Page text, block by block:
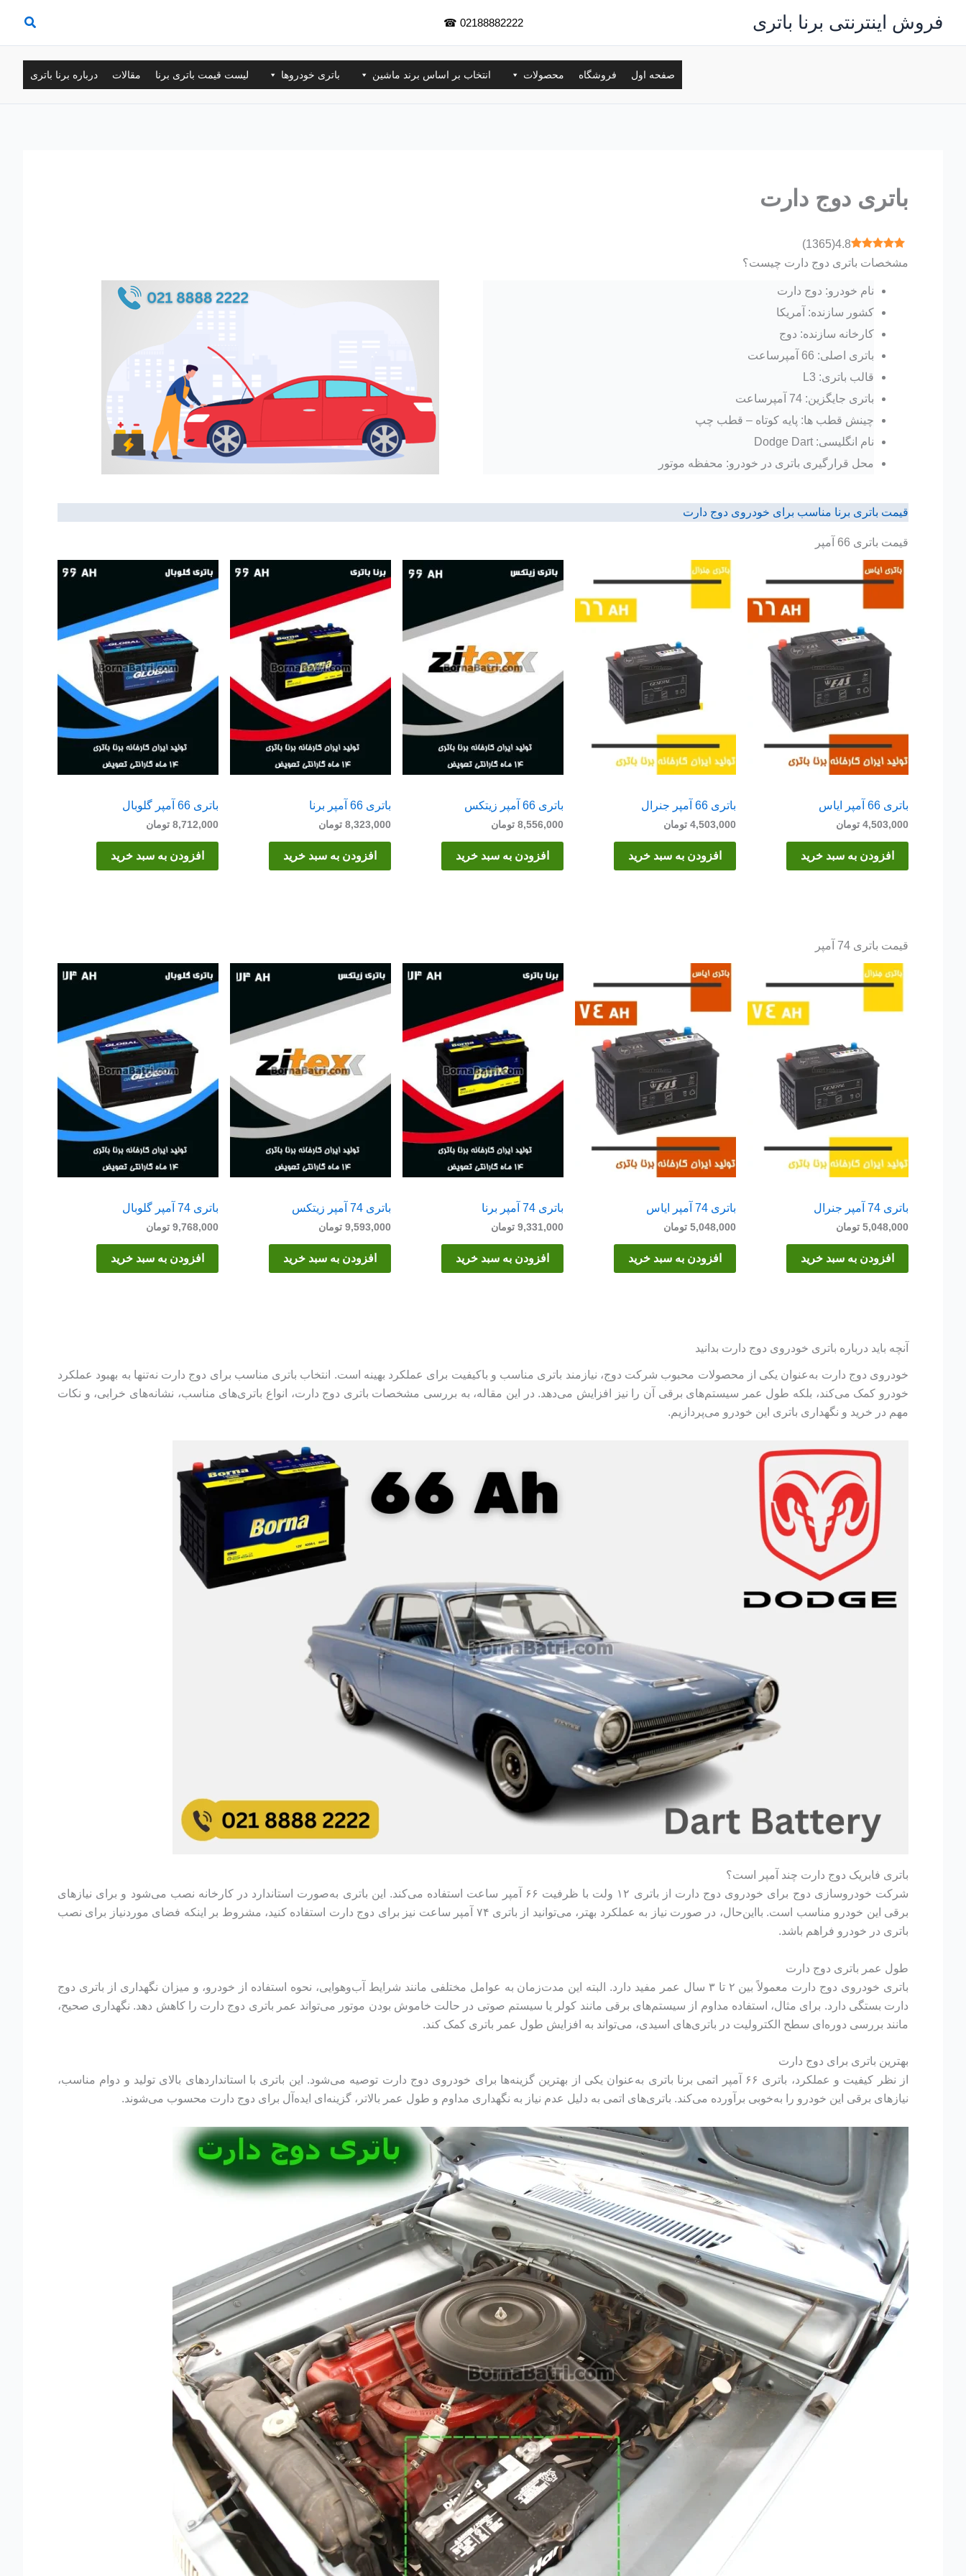
محتوا
فروش اینترنتی برنا باتری 02188882222
☎
صفحه اول فروشگاه محصولات انتخاب بر اساس برند ماشین باتری خودروها لیست قیمت باتری برنا مقالات درباره برنا باتری
باتری دوج دارت
4.8
(
1365
)
مشخصات باتری دوج دارت چیست؟
نام خودرو: دوج دارت
کشور سازنده: آمریکا
کارخانه سازنده: دوج
باتری اصلی: 66 آمپرساعت
قالب باتری: L3
باتری جایگزین: 74 آمپرساعت
چینش قطب ها: پایه کوتاه – قطب چپ
نام انگلیسی: Dodge Dart
محل قرارگیری باتری در خودرو: محفظه موتور
قیمت باتری برنا مناسب برای خودروی دوج دارت
قیمت باتری 66 آمپر
باتری 66 آمپر ایاس
4,503,000 تومان
افزودن به سبد خرید
باتری 66 آمپر جنرال
4,503,000 تومان
افزودن به سبد خرید
باتری 66 آمپر زیتکس
8,556,000 تومان
افزودن به سبد خرید
باتری 66 آمپر برنا
8,323,000 تومان
افزودن به سبد خرید
باتری 66 آمپر گلوبال
8,712,000 تومان
افزودن به سبد خرید
قیمت باتری 74 آمپر
باتری 74 آمپر جنرال
5,048,000 تومان
افزودن به سبد خرید
باتری 74 آمپر ایاس
5,048,000 تومان
افزودن به سبد خرید
باتری 74 آمپر برنا
9,331,000 تومان
افزودن به سبد خرید
باتری 74 آمپر زیتکس
9,593,000 تومان
افزودن به سبد خرید
باتری 74 آمپر گلوبال
9,768,000 تومان
افزودن به سبد خرید
آنچه باید درباره باتری خودروی دوج دارت بدانید
خودروی دوج دارت به‌عنوان یکی از محصولات محبوب شرکت دوج، نیازمند باتری مناسب و باکیفیت برای عملکرد بهینه است. انتخاب باتری مناسب برای دوج دارت نه‌تنها به بهبود عملکرد
خودرو کمک می‌کند، بلکه طول عمر سیستم‌های برقی آن را نیز افزایش می‌دهد. در این مقاله، به بررسی مشخصات باتری دوج دارت، انواع باتری‌های مناسب، نشانه‌های خرابی، و نکات
مهم در خرید و نگهداری باتری این خودرو می‌پردازیم.
باتری فابریک دوج دارت چند آمپر است؟
شرکت خودروسازی دوج برای خودروی دوج دارت از باتری ۱۲ ولت با ظرفیت ۶۶ آمپر ساعت استفاده می‌کند. این باتری به‌صورت استاندارد در کارخانه نصب می‌شود و برای نیازهای
برقی این خودرو مناسب است. بااین‌حال، در صورت نیاز به عملکرد بهتر، می‌توانید از باتری ۷۴ آمپر ساعت نیز برای دوج دارت استفاده کنید، مشروط بر اینکه فضای موردنیاز برای نصب
باتری در خودرو فراهم باشد.
طول عمر باتری دوج دارت
باتری خودروی دوج دارت معمولاً بین ۲ تا ۳ سال عمر مفید دارد. البته این مدت‌زمان به عوامل مختلفی مانند شرایط آب‌وهوایی، نحوه استفاده از خودرو، و میزان نگهداری از باتری دوج
دارت بستگی دارد. برای مثال، استفاده مداوم از سیستم‌های برقی مانند کولر یا سیستم صوتی در حالت خاموش بودن موتور می‌تواند عمر باتری دوج دارت را کاهش دهد. نگهداری صحیح،
مانند بررسی دوره‌ای سطح الکترولیت در باتری‌های اسیدی، می‌تواند به افزایش طول عمر باتری کمک کند.
بهترین باتری برای دوج دارت
از نظر کیفیت و عملکرد، باتری ۶۶ آمپر اتمی برنا باتری به‌عنوان یکی از بهترین گزینه‌ها برای خودروی دوج دارت توصیه می‌شود. این باتری با استانداردهای بالای تولید و دوام مناسب،
نیازهای برقی این خودرو را به‌خوبی برآورده می‌کند. باتری‌های اتمی به دلیل عدم نیاز به نگهداری مداوم و طول عمر بالاتر، گزینه‌ای ایده‌آل برای دوج دارت محسوب می‌شوند.